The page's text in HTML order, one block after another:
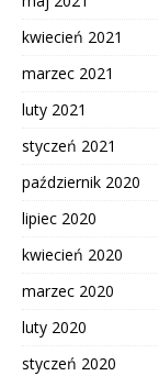
kwiecień 2021
marzec 2021
luty 2021
styczeń 2021
październik 2020
lipiec 2020
kwiecień 2020
marzec 2020
luty 2020
styczeń 2020